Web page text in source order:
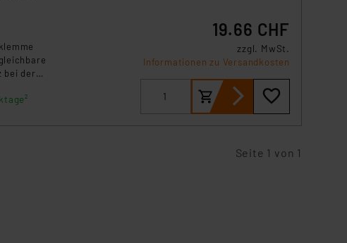
bei der
Mit
19.66 CHF
zzgl. MwSt.
Informationen zu Versandkosten
Seite 1 von 1